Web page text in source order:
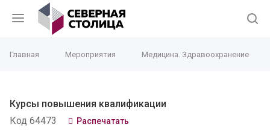
Главная Мероприятия Медицина. Здравоохранение
Курсы повышения квалификации
Код 64473
Распечатать